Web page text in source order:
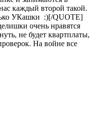
каждый второй такой.
УКашки :)[/QUOTE]
очень нравятся
не будет квартплаты,
На войне все